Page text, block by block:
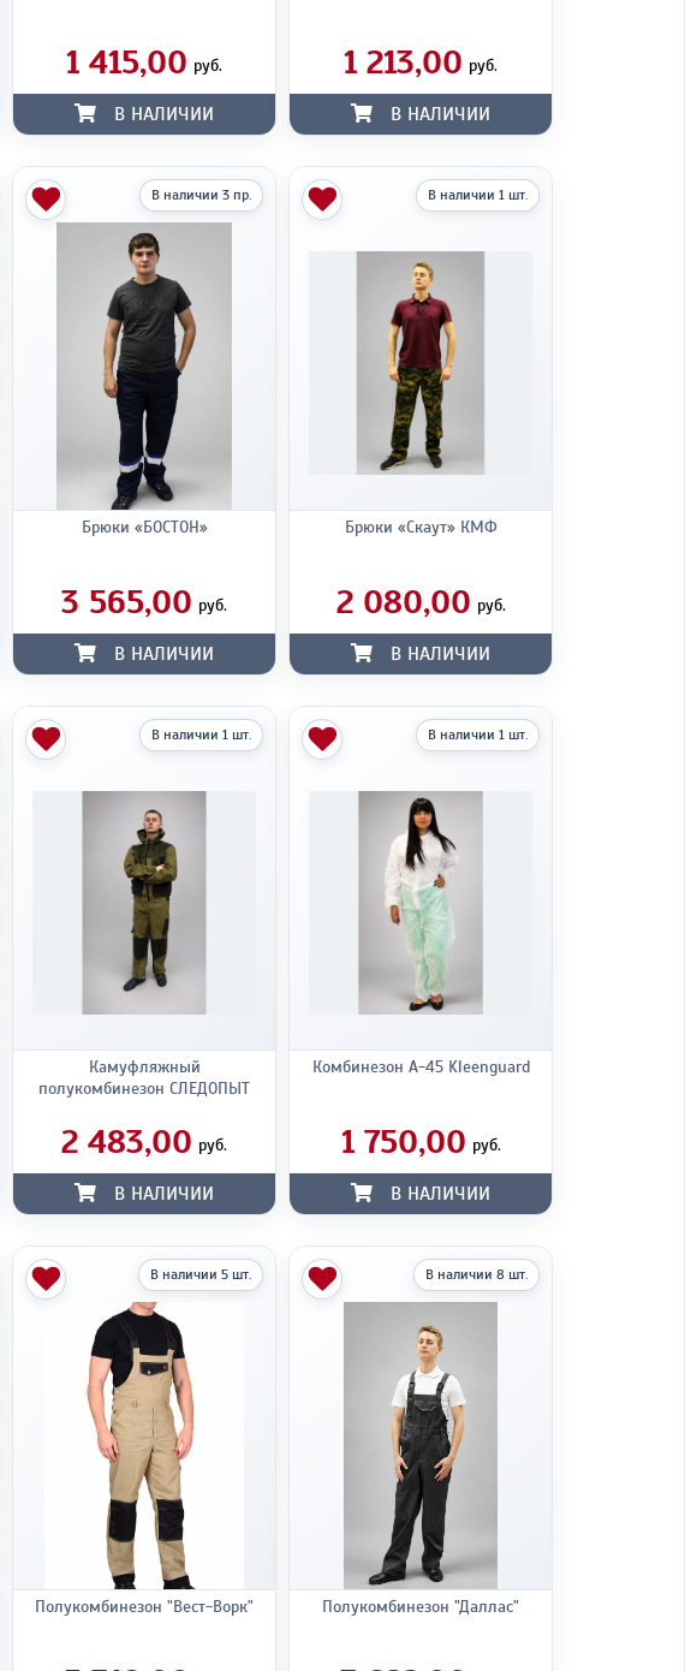
1 415,00 руб.
В НАЛИЧИИ
1 213,00 руб.
В НАЛИЧИИ
В наличии 3 пр.
Брюки «БОСТОН»
3 565,00 руб.
В НАЛИЧИИ
В наличии 1 шт.
Брюки «Скаут» КМФ
2 080,00 руб.
В НАЛИЧИИ
В наличии 1 шт.
Камуфляжный
полукомбинезон СЛЕДОПЫТ
2 483,00 руб.
В НАЛИЧИИ
В наличии 1 шт.
Комбинезон А-45 Kleenguard
1 750,00 руб.
В НАЛИЧИИ
В наличии 5 шт.
Полукомбинезон "Вест-Ворк"
В наличии 8 шт.
Полукомбинезон "Даллас"